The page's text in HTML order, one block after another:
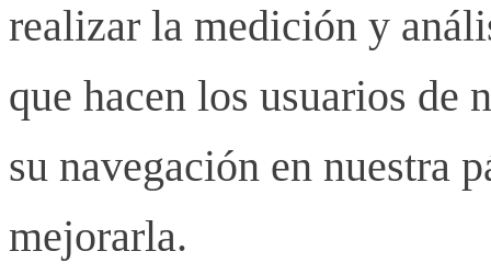
realizar la medición y
que hacen los usuarios de
su navegación en nuestra
mejorarla.